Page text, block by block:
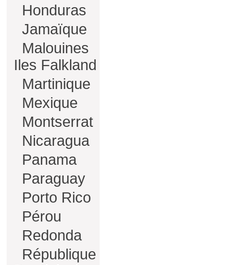
Honduras
Jamaïque
Malouines
Iles Falkland
Martinique
Mexique
Montserrat
Nicaragua
Panama
Paraguay
Porto Rico
Pérou
Redonda
République